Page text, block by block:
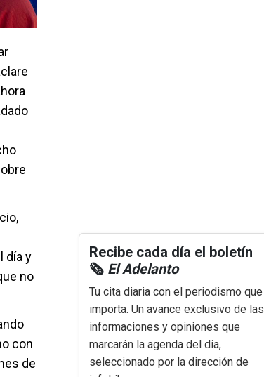
día y
no
con
de
Recibe cada día el boletín
🗞️ El Adelanto
Tu cita diaria con el periodismo que
importa. Un avance exclusivo de las
informaciones y opiniones que
marcarán la agenda del día,
seleccionado por la dirección de